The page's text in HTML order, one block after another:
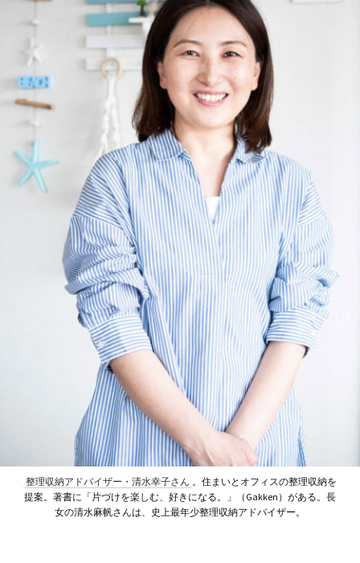
整理収納アドバイザー・清水幸子さん 。住まいとオフィスの整理収納を
提案。著書に「片づけを楽しむ、好きになる。」（Gakken）がある。長
女の清水麻帆さんは、史上最年少整理収納アドバイザー。